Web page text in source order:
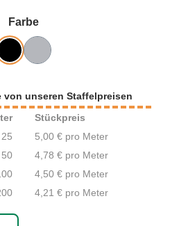
Farbeauswählen
von unseren Staffelpreisen
Stückpreis
5,00 € pro Meter
4,78 € pro Meter
4,50 € pro Meter
4,21 € pro Meter